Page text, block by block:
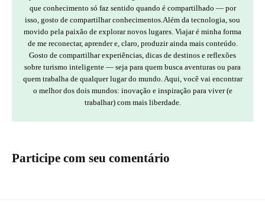
que conhecimento só faz sentido quando é compartilhado — por
isso, gosto de compartilhar conhecimentos.Além da tecnologia, sou
movido pela paixão de explorar novos lugares. Viajar é minha forma
de me reconectar, aprender e, claro, produzir ainda mais conteúdo.
Gosto de compartilhar experiências, dicas de destinos e reflexões
sobre turismo inteligente — seja para quem busca aventuras ou para
quem trabalha de qualquer lugar do mundo. Aqui, você vai encontrar
o melhor dos dois mundos: inovação e inspiração para viver (e
trabalhar) com mais liberdade.
Participe com seu comentário